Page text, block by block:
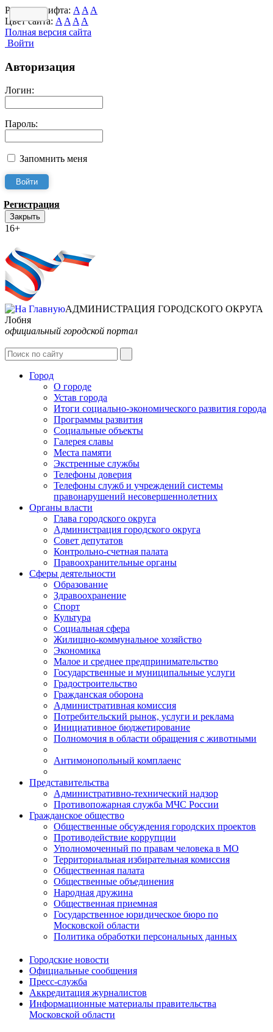
Размер шрифта: A A A
Цвет сайта: A A A A
Полная версия сайта
Войти
Авторизация
Логин:
Пароль:
Запомнить меня
Регистрация
Закрыть
16+
АДМИНИСТРАЦИЯ ГОРОДСКОГО ОКРУГА
Лобня
официальный городской портал
Город
О городе
Устав города
Итоги социально-экономического развития города
Программы развития
Социальные объекты
Галерея славы
Места памяти
Экстренные службы
Телефоны доверия
Телефоны служб и учреждений системы
правонарушений несовершеннолетних
Органы власти
Глава городского округа
Администрация городcкого округа
Совет депутатов
Контрольно-счетная палата
Правоохранительные органы
Сферы деятельности
Образование
Здравоохранение
Спорт
Культура
Социальная сфера
Жилищно-коммунальное хозяйство
Экономика
Малое и среднее предпринимательство
Государственные и муниципальные услуги
Градостроительство
Гражданская оборона
Административная комиссия
Потребительский рынок, услуги и реклама
Инициативное бюджетирование
Полномочия в области обращения с животными
Антимонопольный комплаенс
Представительства
Административно-технический надзор
Противопожарная служба МЧС России
Гражданское общество
Общественные обсуждения городских проектов
Противодействие коррупции
Уполномоченный по правам человека в МО
Территориальная избирательная комиссия
Общественная палата
Общественные объединения
Народная дружина
Общественная приемная
Государственное юридическое бюро по
Московской области
Политика обработки персональных данных
Городские новости
Официальные сообщения
Пресс-служба
Аккредитация журналистов
Информационные материалы правительства
Московской области